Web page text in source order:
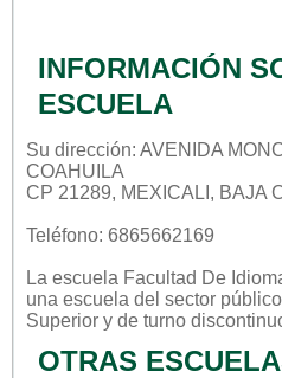
INFORMACIÓN
ESCUELA
Su dirección: AVENIDA
COAHUILA
CP 21289, MEXICALI, BAJA
Teléfono: 6865662169
La escuela Facultad De
una escuela del sector público
Superior y de turno
OTRAS